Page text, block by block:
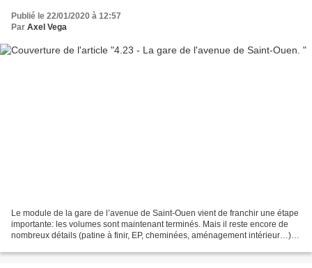
Publié le 22/01/2020 à 12:57
Par Axel Vega
Le module de la gare de l’avenue de Saint-Ouen vient de franchir une étape
importante: les volumes sont maintenant terminés. Mais il reste encore de
nombreux détails (patine à finir, EP, cheminées, aménagement intérieur…) et